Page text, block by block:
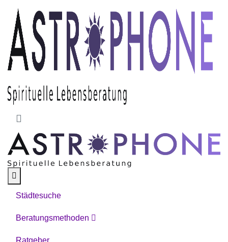
Skip to main content
Städtesuche
Beratungsmethoden